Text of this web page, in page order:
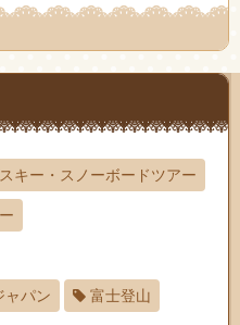
スキー・スノーボードツアー
ャパン
富士登山